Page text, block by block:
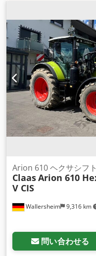
Wallersheim 9,316 km
Arion 610 ヘクサシフ
ClaasArion 610
V CIS
問い合わせる